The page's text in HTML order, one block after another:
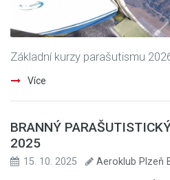
Základní kurzy parašutismu
Více
BRANNÝ
2025
15. 10. 2025 Aeroklub Plzeň